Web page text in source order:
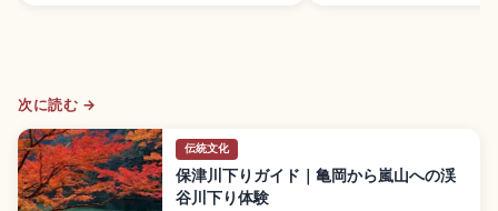
次に読む →
伝統文化
保津川下りガイド｜亀岡から嵐山への渓
谷川下り体験